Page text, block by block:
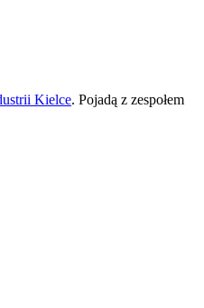
Kielce. Pojadą z zespołem